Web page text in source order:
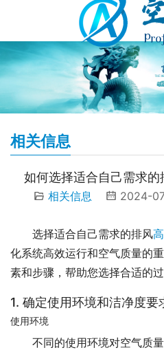
相关信息
如何选择适合自己需求的
相关信息 2024-
选择适合自己需求的排风
化系统高效运行和空气质量的
素和步骤，帮助您选择合适的过
1. 确定使用环境和洁净度要
使用环境
不同的使用环境对空气质